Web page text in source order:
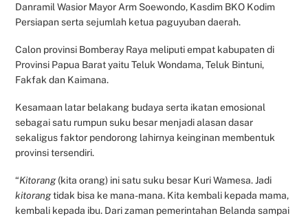
Danramil Wasior Mayor Arm Soewondo, Kasdim BKO Kodim
Persiapan serta sejumlah ketua paguyuban daerah.
Calon provinsi Bomberay Raya meliputi empat kabupaten di
Provinsi Papua Barat yaitu Teluk Wondama, Teluk Bintuni,
Fakfak dan Kaimana.
Kesamaan latar belakang budaya serta ikatan emosional
sebagai satu rumpun suku besar menjadi alasan dasar
sekaligus faktor pendorong lahirnya keinginan membentuk
provinsi tersendiri.
“Kitorang(kita orang) ini satu suku besar Kuri Wamesa. Jadi
kitorangtidak bisa ke mana-mana. Kita kembali kepada mama,
kembali kepada ibu. Dari zaman pemerintahan Belanda sampai